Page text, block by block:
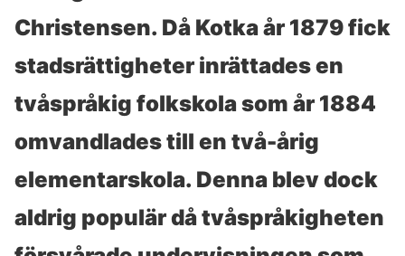
Christensen. Då Kotka år 1879 fick
stadsrättigheter inrättades en
tvåspråkig folkskola som år 1884
omvandlades till en två-årig
elementarskola. Denna blev dock
aldrig populär då tvåspråkigheten